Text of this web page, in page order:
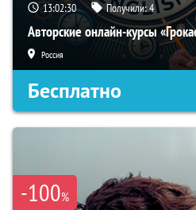
13:02:29 Получили:4
Авторские онлайн-курсы
Россия
Бесплатно
-100%